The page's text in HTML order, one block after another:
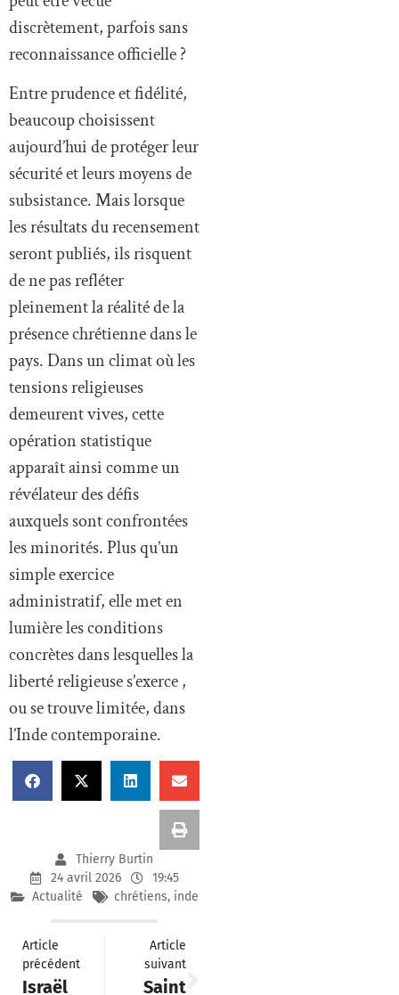
discrètement, parfois sans
reconnaissance officielle ?
Entre prudence et fidélité,
beaucoup choisissent
aujourd’hui de protéger leur
sécurité et leurs moyens de
subsistance. Mais lorsque
les résultats du recensement
seront publiés, ils risquent
de ne pas refléter
pleinement la réalité de la
présence chrétienne dans le
pays. Dans un climat où les
tensions religieuses
demeurent vives, cette
opération statistique
apparaît ainsi comme un
révélateur des défis
auxquels sont confrontées
les minorités. Plus qu’un
simple exercice
administratif, elle met en
lumière les conditions
concrètes dans lesquelles la
liberté religieuse s’exerce ,
ou se trouve limitée, dans
l’Inde contemporaine.
Thierry Burtin
24 avril 2026
19:45
Actualité
chrétiens, inde
Article
précédent
Israël
Article
suivant
Saint